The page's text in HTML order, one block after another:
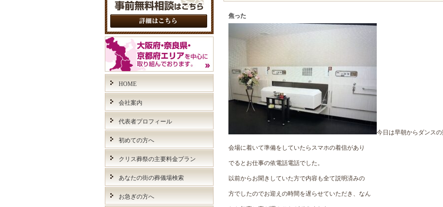
焦った
今日は早朝からダンスの
会場に着いて準備をしていたらスマホの着信があり
でるとお仕事の依電話電話でした。
以前からお聞きしていた方で内容も全て説明済みの
方でしたのでお迎えの時間を遅らせていただき、なん
HOME
会社案内
代表者プロフィール
初めての方へ
クリス葬祭の主要料金プラン
あなたの街の葬儀場検索
お急ぎの方へ